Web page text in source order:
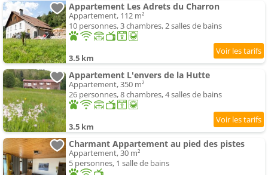
Appartement Les Adrets du Charron
Appartement, 112 m²
10 personnes, 3 chambres, 2 salles de bains
3.5 km
Appartement L'envers de la Hutte
Appartement, 350 m²
26 personnes, 8 chambres, 4 salles de bains
3.5 km
Charmant Appartement au pied des pistes
Appartement, 30 m²
5 personnes, 1 salle de bains